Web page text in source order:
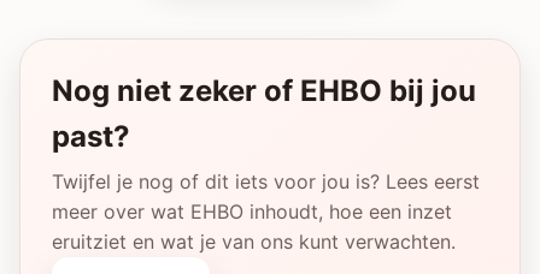
Nog niet zeker of EHBO bij jou
past?
Twijfel je nog of dit iets voor jou is? Lees eerst
meer over wat EHBO inhoudt, hoe een inzet
eruitziet en wat je van ons kunt verwachten.